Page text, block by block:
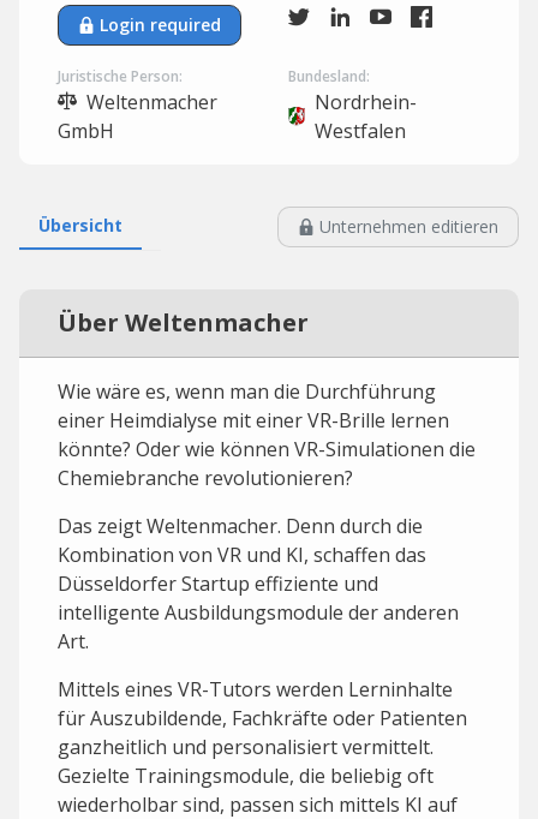
Login required
Juristische Person:
Weltenmacher
GmbH
Bundesland:
Nordrhein-
Westfalen
Übersicht Unternehmen editieren
Über Weltenmacher
Wie wäre es, wenn man die Durchführung
einer Heimdialyse mit einer VR-Brille lernen
könnte? Oder wie können VR-Simulationen die
Chemiebranche revolutionieren?
Das zeigt Weltenmacher. Denn durch die
Kombination von VR und KI, schaffen das
Düsseldorfer Startup effiziente und
intelligente Ausbildungsmodule der anderen
Art.
Mittels eines VR-Tutors werden Lerninhalte
für Auszubildende, Fachkräfte oder Patienten
ganzheitlich und personalisiert vermittelt.
Gezielte Trainingsmodule, die beliebig oft
wiederholbar sind, passen sich mittels KI auf